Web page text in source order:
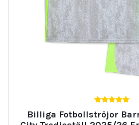
av 5
Billiga Fotbollströjor